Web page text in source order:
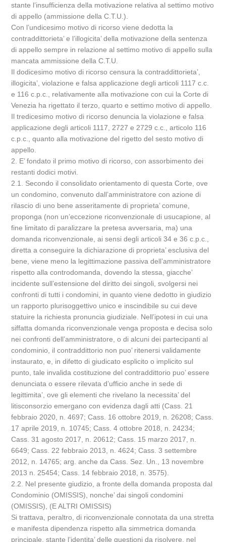
stante l’insufficienza della motivazione relativa al settimo motivo
di appello (ammissione della C.T.U.).
Con l’undicesimo motivo di ricorso viene dedotta la
contraddittorieta’ e l’illogicita’ della motivazione della sentenza
di appello sempre in relazione al settimo motivo di appello sulla
mancata ammissione della C.T.U.
Il dodicesimo motivo di ricorso censura la contraddittorieta’,
illogicita’, violazione e falsa applicazione degli articoli 1117 c.c.
e 116 c.p.c., relativamente alla motivazione con cui la Corte di
Venezia ha rigettato il terzo, quarto e settimo motivo di appello.
Il tredicesimo motivo di ricorso denuncia la violazione e falsa
applicazione degli articoli 1117, 2727 e 2729 c.c., articolo 116
c.p.c., quanto alla motivazione del rigetto del sesto motivo di
appello.
2. E’ fondato il primo motivo di ricorso, con assorbimento dei
restanti dodici motivi.
2.1. Secondo il consolidato orientamento di questa Corte, ove
un condomino, convenuto dall’amministratore con azione di
rilascio di uno bene asseritamente di proprieta’ comune,
proponga (non un’eccezione riconvenzionale di usucapione, al
fine limitato di paralizzare la pretesa avversaria, ma) una
domanda riconvenzionale, ai sensi degli articoli 34 e 36 c.p.c.,
diretta a conseguire la dichiarazione di proprieta’ esclusiva del
bene, viene meno la legittimazione passiva dell’amministratore
rispetto alla controdomanda, dovendo la stessa, giacche’
incidente sull’estensione del diritto dei singoli, svolgersi nei
confronti di tutti i condomini, in quanto viene dedotto in giudizio
un rapporto plurisoggettivo unico e inscindibile su cui deve
statuire la richiesta pronuncia giudiziale. Nell’ipotesi in cui una
siffatta domanda riconvenzionale venga proposta e decisa solo
nei confronti dell’amministratore, o di alcuni dei partecipanti al
condominio, il contraddittorio non puo’ ritenersi validamente
instaurato, e, in difetto di giudicato esplicito o implicito sul
punto, tale invalida costituzione del contraddittorio puo’ essere
denunciata o essere rilevata d’ufficio anche in sede di
legittimita’, ove gli elementi che rivelano la necessita’ del
litisconsorzio emergano con evidenza dagli atti (Cass. 21
febbraio 2020, n. 4697; Cass. 16 ottobre 2019, n. 26208; Cass.
17 aprile 2019, n. 10745; Cass. 4 ottobre 2018, n. 24234;
Cass. 31 agosto 2017, n. 20612; Cass. 15 marzo 2017, n.
6649; Cass. 22 febbraio 2013, n. 4624; Cass. 3 settembre
2012, n. 14765; arg. anche da Cass. Sez. Un., 13 novembre
2013 n. 25454; Cass. 14 febbraio 2018, n. 3575).
2.2. Nel presente giudizio, a fronte della domanda proposta dal
Condominio (OMISSIS), nonche’ dai singoli condomini
(OMISSIS), (E ALTRI OMISSIS)
Si trattava, peraltro, di riconvenzionale connotata da una stretta
e manifesta dipendenza rispetto alla simmetrica domanda
principale, stante l’identita’ delle questioni da risolvere, nel